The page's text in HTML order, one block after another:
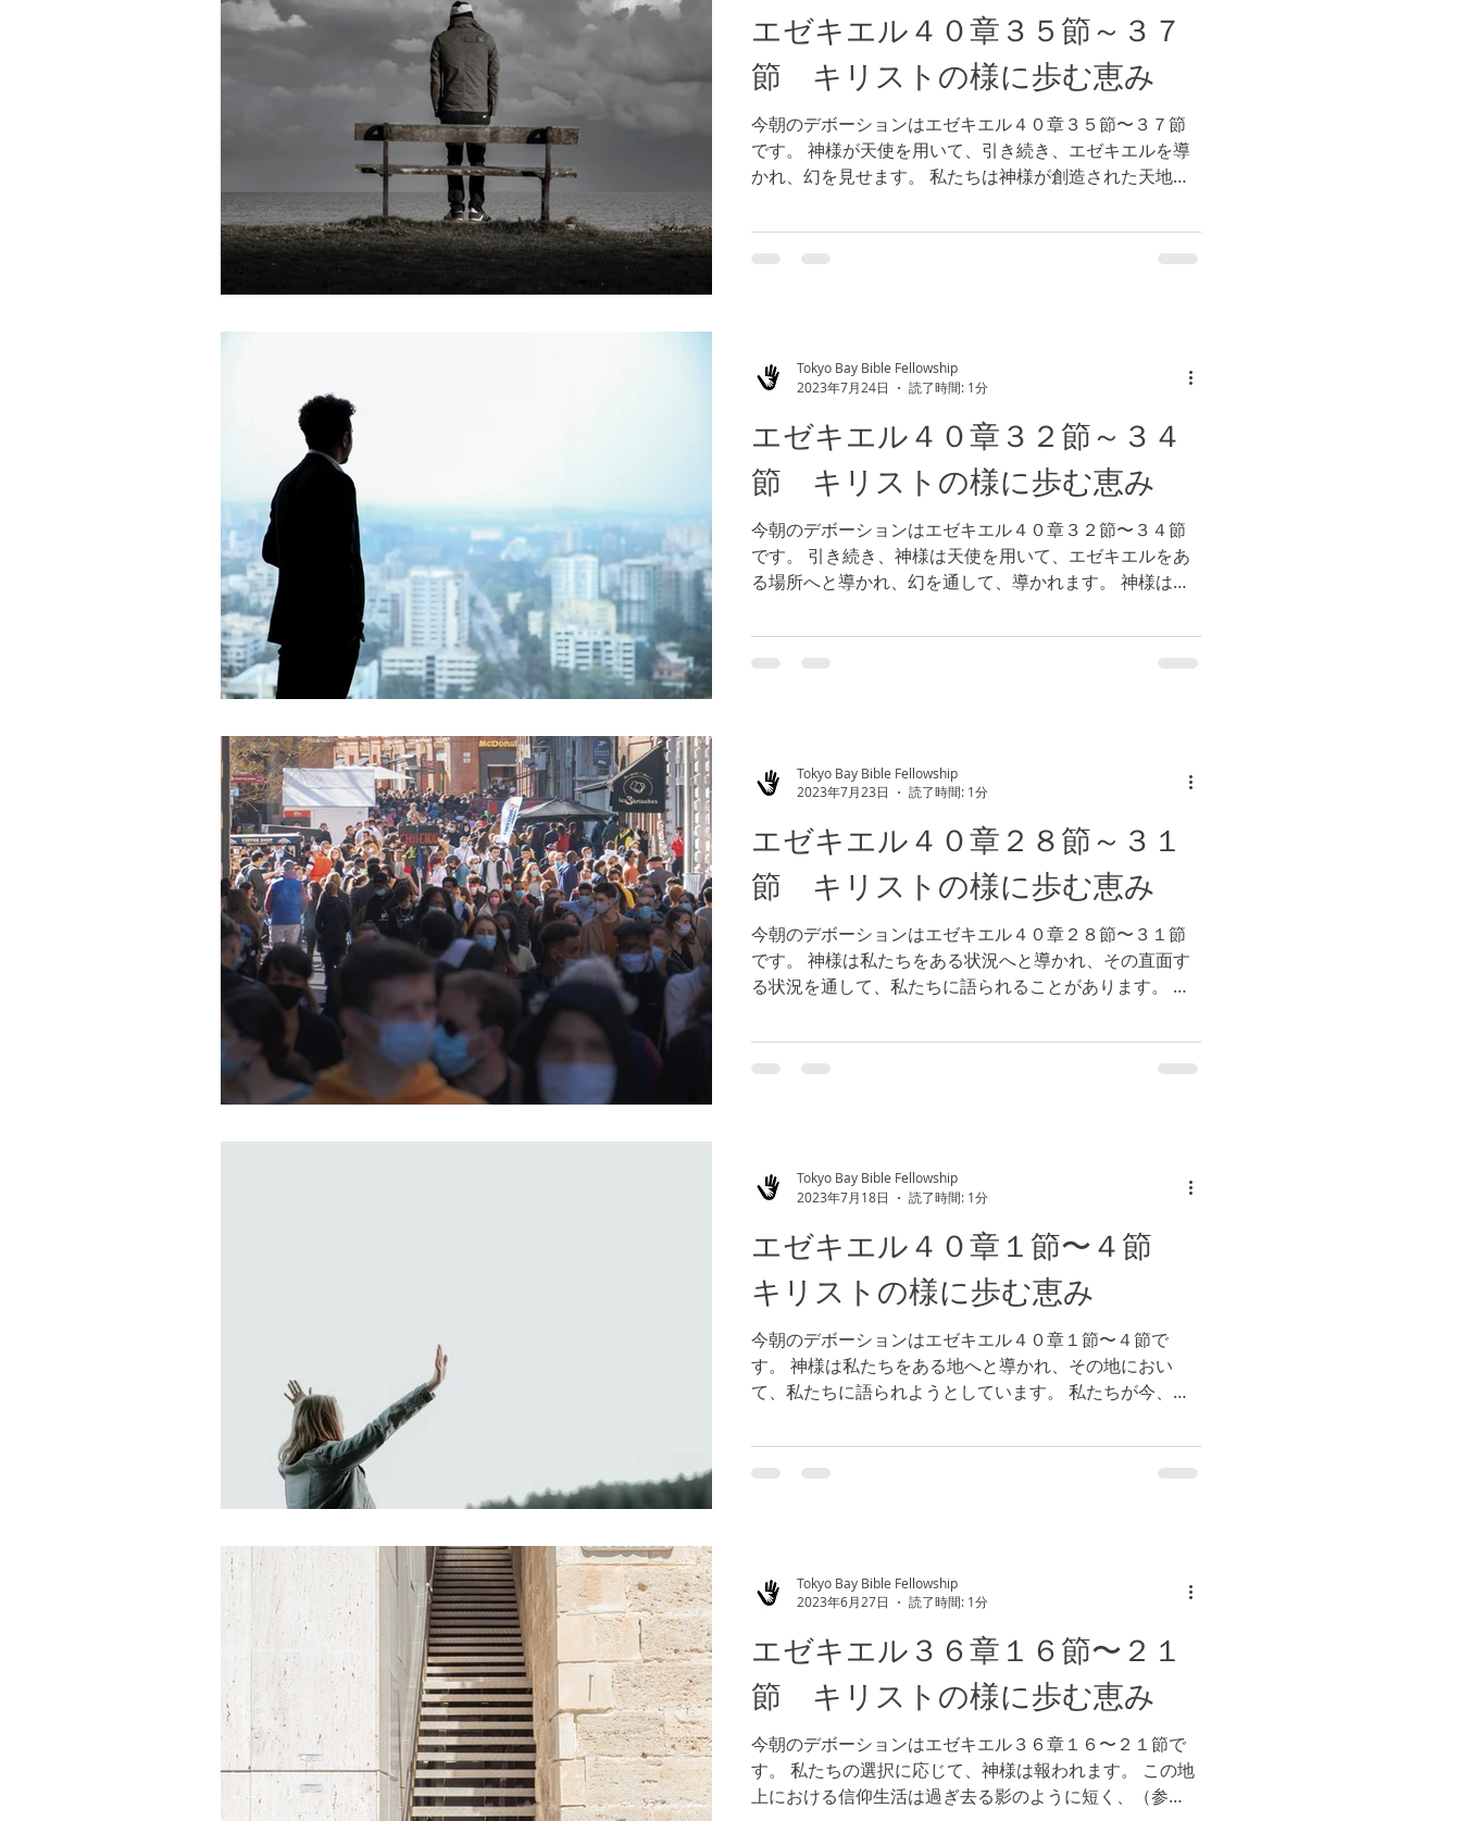
エゼキエル４０章３５節～３７
節 キリストの様に歩む恵み
今朝のデボーションはエゼキエル４０章３５節〜３７節
です。 神様が天使を用いて、引き続き、エゼキエルを導
かれ、幻を見せます。 私たちは神様が創造された天地万
原則に基づいて、創造されています。（参照 マタイ７
章１３節）更には、こ...
エゼキエル４０章３２節～３４
節 キリストの様に歩む恵み
今朝のデボーションはエゼキエル４０章３２節〜３４節
です。 引き続き、神様は天使を用いて、エゼキエルをあ
る場所へと導かれ、幻を通して、導かれます。 神様は私
て、勝利するように導かれていますでしょうか。...
Tokyo Bay Bible Fellowship
2023年7月24日
読了時間: 1分
エゼキエル４０章２８節～３１
節 キリストの様に歩む恵み
今朝のデボーションはエゼキエル４０章２８節〜３１節
です。 神様は私たちをある状況へと導かれ、その直面す
る状況を通して、私たちに語られることがあります。 私
トリー他、様々な領域において、私たちが直面している
課題や挑戦は何でしょ...
Tokyo Bay Bible Fellowship
2023年7月23日
読了時間: 1分
エゼキエル４０章１節〜４節
キリストの様に歩む恵み
今朝のデボーションはエゼキエル４０章１節〜４節で
す。 神様は私たちをある地へと導かれ、その地におい
て、私たちに語られようとしています。 私たちが今、直
しています。（参照 箴言２４章３２節）...
Tokyo Bay Bible Fellowship
2023年7月18日
読了時間: 1分
エゼキエル３６章１６節〜２１
節 キリストの様に歩む恵み
今朝のデボーションはエゼキエル３６章１６〜２１節で
す。 私たちの選択に応じて、神様は報われます。 この地
上における信仰生活は過ぎ去る影のように短く、（参
Tokyo Bay Bible Fellowship
2023年6月27日
読了時間: 1分